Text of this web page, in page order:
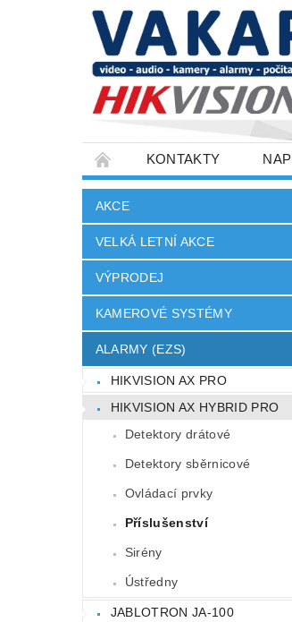
KONTAKTY
SLOVNÍK POJMŮ
AKCE
VELKÁ LETNÍ AKCE
VÝPRODEJ
KAMEROVÉ SYSTÉMY
ALARMY (EZS)
HIKVISION AX PRO
HIKVISION AX HYBRID PRO
Detektory drátové
Detektory sběrnicové
Ovládací prvky
Příslušenství
Sirény
Ústředny
JABLOTRON JA-100